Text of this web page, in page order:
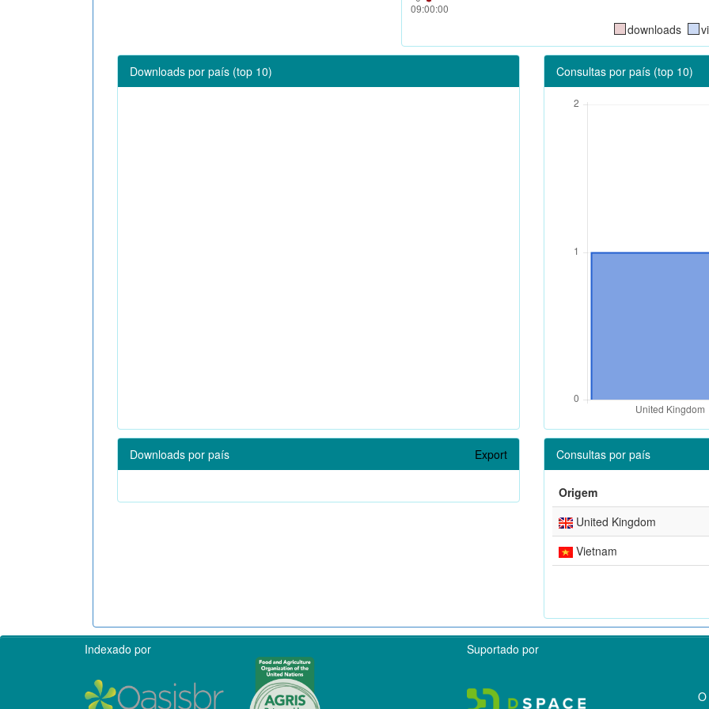
downloads
Downloads por país (top 10) Consultas por país (top 10)
Downloads por país Export Consultas por país
Origem
United Kingdom
Vietnam
Indexado por Suportado por